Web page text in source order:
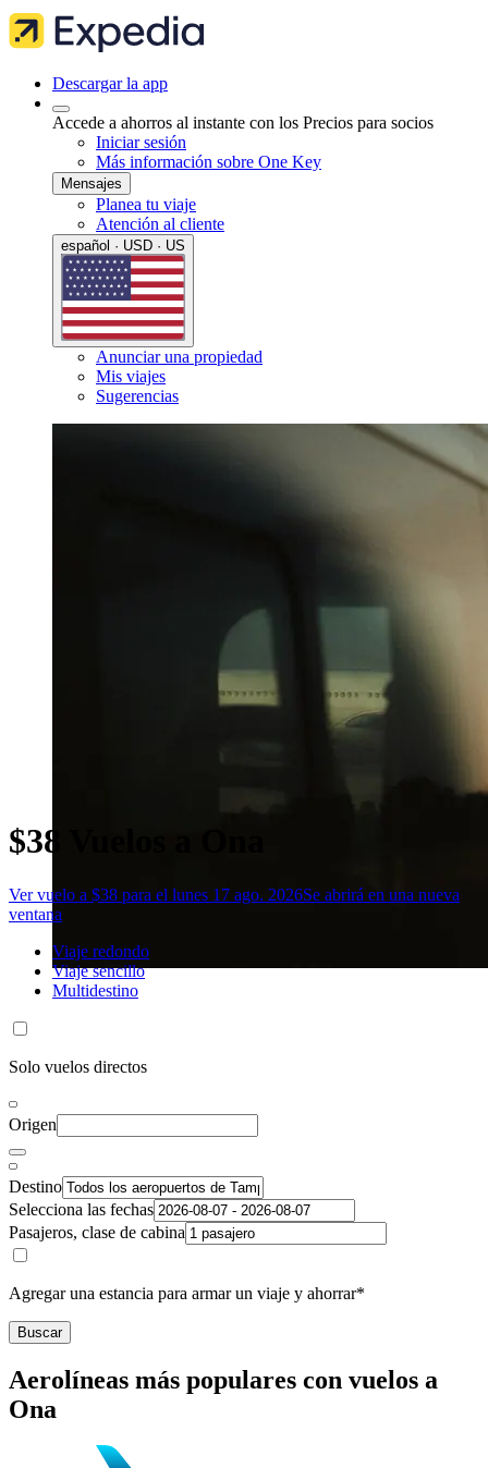
Descargar la app
Accede a ahorros al instante con los Precios para socios
Iniciar sesión
Más información sobre One Key
Mensajes
Planea tu viaje
Atención al cliente
español · USD · US
Anunciar una propiedad
Mis viajes
Sugerencias
$38 Vuelos a Ona
Ver vuelo a $38 para el lunes 17 ago. 2026Se abrirá en una nueva
ventana
Viaje redondo
Viaje sencillo
Multidestino
Solo vuelos directos
Origen
Destino
Selecciona las fechas
Pasajeros, clase de cabina
Agregar una estancia para armar un viaje y ahorrar*
Buscar
Aerolíneas más populares con vuelos a
Ona